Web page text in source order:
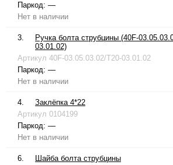
Паркод: —
Нет в наличии
3.
Ручка болта струбцины (40F-
03.01.02)
Артикул 40F-03.05.03.02/T20-03.01.02
Паркод: —
Нет в наличии
4.
Заклёпка 4*22
Артикул 0104199
Паркод: —
Нет в наличии
6.
Шайба болта струбцины